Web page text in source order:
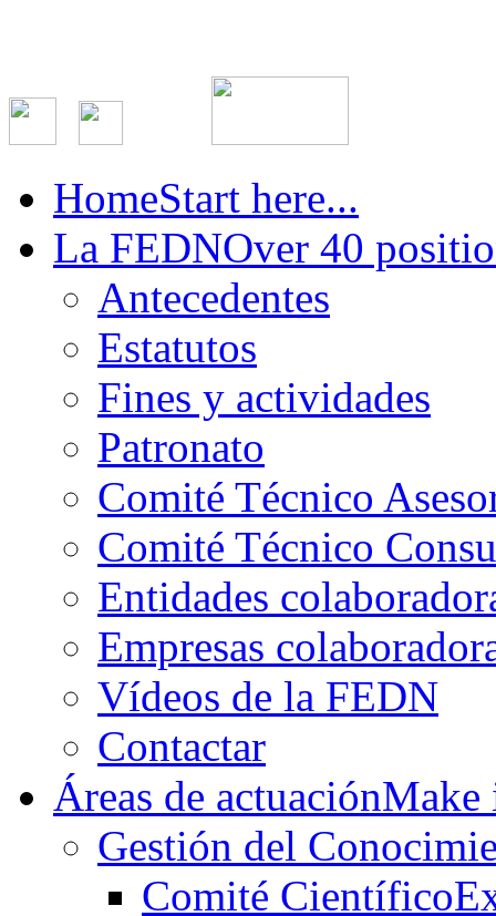
HomeStart here...
La FEDNOver 40
Antecedentes
Estatutos
Fines y actividades
Patronato
Comité Técnico
Comité Técnico
Entidades
Empresas
Vídeos de la FEDN
Contactar
Áreas de actuación
Gestión del
Comité Científico